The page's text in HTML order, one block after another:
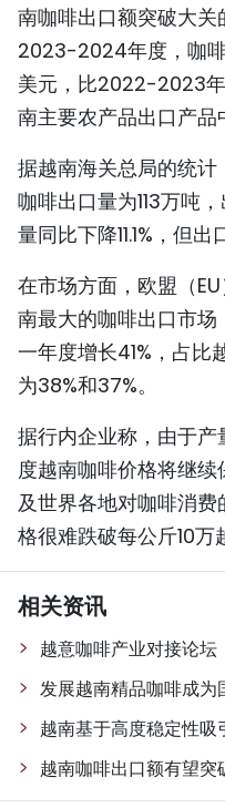
视频
人民
南咖啡出口额突破大关
2023-2024年度，咖
美元，比2022-2023
南主要农产品出口产品
据越南海关总局的统计
咖啡出口量为113万吨
量同比下降11.1%，但出
在市场方面，欧盟（
南最大的咖啡出口市
一年度增长41%，占比
为38%和37%。
据行内企业称，由于
度越南咖啡价格将继
及世界各地对咖啡消
格很难跌破每公斤10万
相关资讯
越意咖啡产业对接论坛
发展越南精品咖啡成为
越南基于高度稳定性
越南咖啡出口额有望